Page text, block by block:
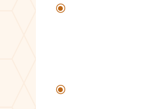
\
\